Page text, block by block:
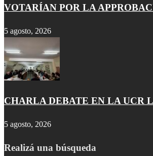
VOTARÍAN POR LA
5 agosto, 2026
CHARLA DEBATE EN LA UCR
5 agosto, 2026
Realizá una búsqueda